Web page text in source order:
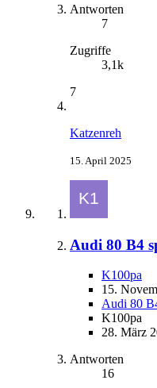
Antworten
7
Zugriffe
3,1k
7
Katzenreh
15. April 2025
Audi 80 B4
K100pa
15.
Audi 80
K100pa
28. März
Antworten
16